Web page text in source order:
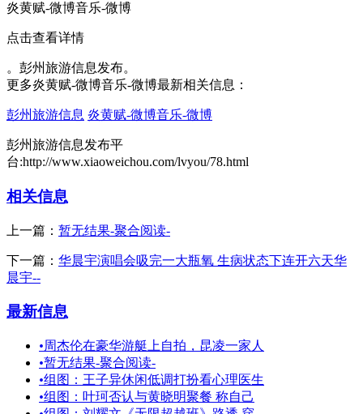
炎黄赋-微博音乐-微博
点击查看详情
。彭州旅游信息发布。
更多炎黄赋-微博音乐-微博最新相关信息：
彭州旅游信息 炎黄赋-微博音乐-微博
彭州旅游信息发布平
台:http://www.xiaoweichou.com/lvyou/78.html
相关信息
上一篇： 暂无结果-聚合阅读-
下一篇： 华晨宇演唱会吸完一大瓶氧 生病状态下连开六天华
晨宇--
最新信息
•周杰伦在豪华游艇上自拍，昆凌一家人
•暂无结果-聚合阅读-
•组图：王子异休闲低调打扮看心理医生
•组图：叶珂否认与黄晓明聚餐 称自己